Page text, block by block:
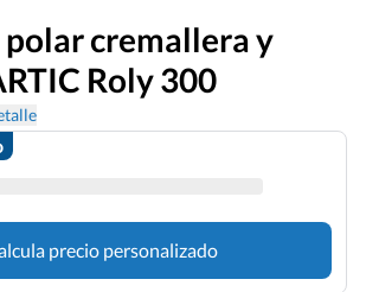
cremallera y
Roly 300
precio personalizado